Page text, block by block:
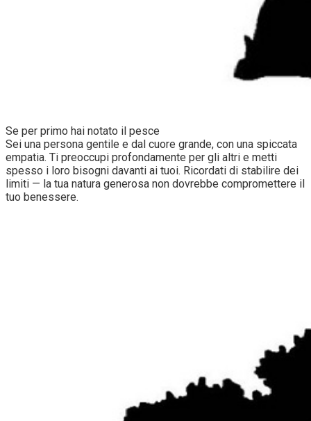
Se per primo hai notato il pesce
Sei una persona gentile e dal cuore grande, con una spiccata
empatia. Ti preoccupi profondamente per gli altri e metti
spesso i loro bisogni davanti ai tuoi. Ricordati di stabilire dei
limiti — la tua natura generosa non dovrebbe compromettere il
tuo benessere.